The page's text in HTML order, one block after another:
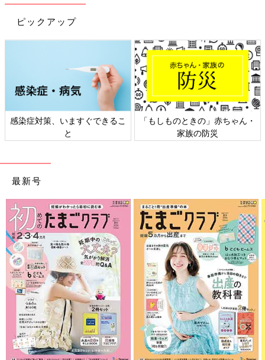
https://lin.ee/ztZp2wv
https://www.instagram.com/kaori_hosoki_official/
■六星占術の活用方法などをYouTube「細木かおりチャンネル」
にて配信中：
https://www.youtube.com/channel/UCrqbTAs-
OqW0ywKdQDAnQOg
■六星占術占いサイト 細木数子 細木かおり：
https://www.6sei.net/
https://www.6sei.net/school/introduction/
2026年の運命と相性
前の話
「『乱気』で育休復
帰しても大丈夫？」
細木かおりさんの人
生相談190回
次の話
「大殺界。いつ結婚や
同棲をするべきでしょ
うか？」細木かおりさ
んの人生相談192回
ピックアップ
感染症対策、いますぐできるこ
と
「もしものときの」赤ちゃん・
家族の防災
最新号